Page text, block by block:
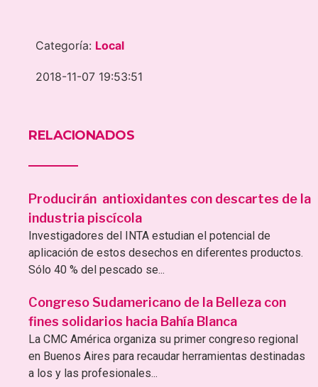
Categoría: Local
2018-11-07 19:53:51
RELACIONADOS
Producirán antioxidantes con descartes de la
industria piscícola
Investigadores del INTA estudian el potencial de
aplicación de estos desechos en diferentes productos.
Sólo 40 % del pescado se...
Congreso Sudamericano de la Belleza con
fines solidarios hacia Bahía Blanca
La CMC América organiza su primer congreso regional
en Buenos Aires para recaudar herramientas destinadas
a los y las profesionales...